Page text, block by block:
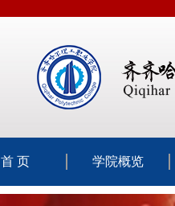
首 页 学院概览